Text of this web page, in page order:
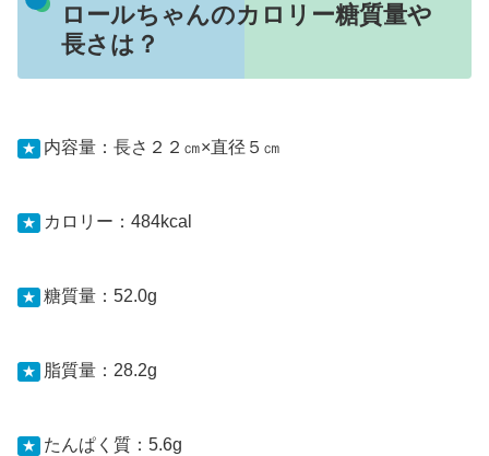
ロールちゃんのカロリー糖質量や
長さは？
★ 内容量：長さ２２㎝×直径５㎝
★ カロリー：484kcal
★ 糖質量：52.0g
★ 脂質量：28.2g
★ たんぱく質：5.6g